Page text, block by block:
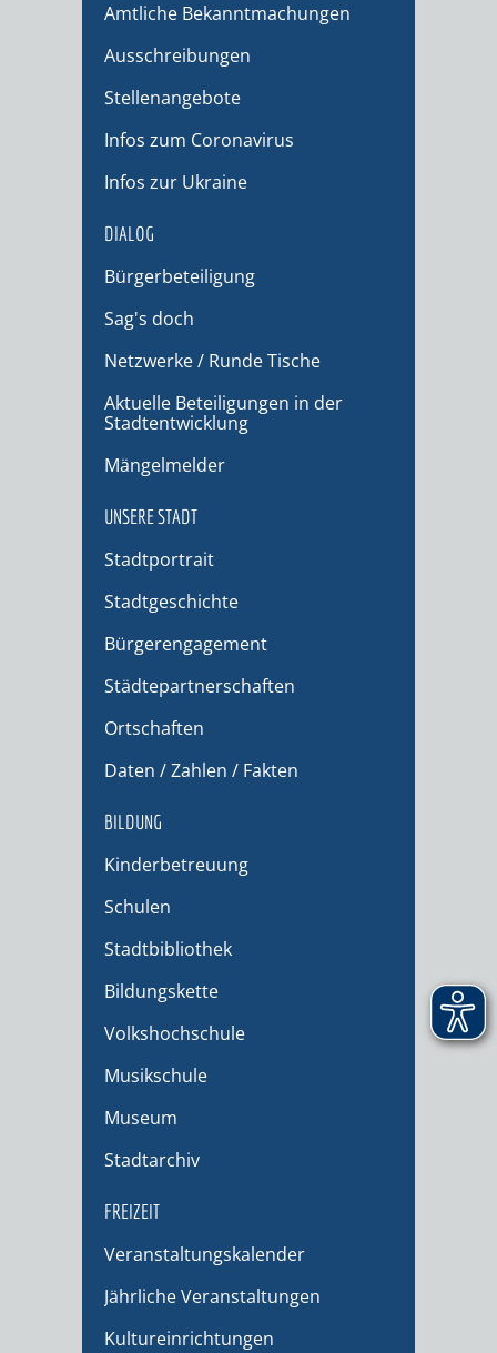
Amtliche Bekanntmachungen
Ausschreibungen
Stellenangebote
Infos zum Coronavirus
Infos zur Ukraine
DIALOG
Bürgerbeteiligung
Sag's doch
Netzwerke / Runde Tische
Aktuelle Beteiligungen in der
Stadtentwicklung
Mängelmelder
UNSERE STADT
Stadtportrait
Stadtgeschichte
Bürgerengagement
Städtepartnerschaften
Ortschaften
Daten / Zahlen / Fakten
BILDUNG
Kinderbetreuung
Schulen
Stadtbibliothek
Bildungskette
Volkshochschule
Musikschule
Museum
Stadtarchiv
FREIZEIT
Veranstaltungskalender
Jährliche Veranstaltungen
Kultureinrichtungen